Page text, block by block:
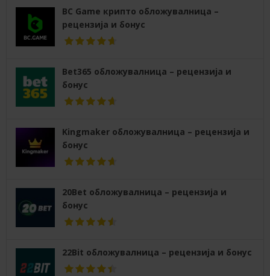
BC Game крипто обложувалница –
рецензија и бонус
Bet365 обложувалница – рецензија и
бонус
Kingmaker обложувалница – рецензија и
бонус
20Bet обложувалница – рецензија и
бонус
22Bit обложувалница – рецензија и бонус